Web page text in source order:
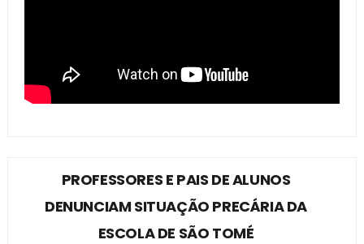
PROFESSORES E PAIS DE ALUNOS
DENUNCIAM SITUAÇÃO PRECÁRIA DA
ESCOLA DE SÃO TOMÉ